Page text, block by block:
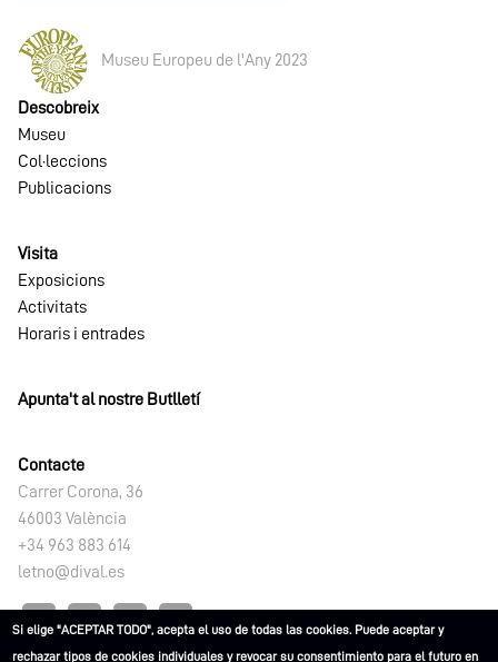
Museu Europeu de l'Any 2023
Descobreix
Museu
Col·leccions
Publicacions
Visita
Exposicions
Activitats
Horaris i entrades
Apunta't al nostre Butlletí
Contacte
Carrer Corona, 36
46003 València
+34 963 883 614
letno@dival.es
Si elige "ACEPTAR TODO", acepta el uso de todas las cookies. Puede aceptar y
rechazar tipos de cookies individuales y revocar su consentimiento para el futuro en